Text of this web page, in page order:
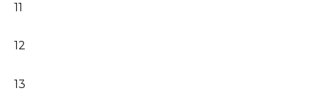
11
12
13